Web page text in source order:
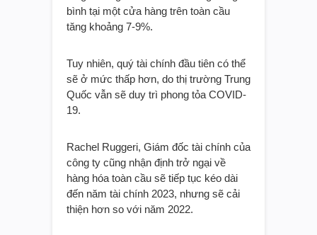
bình tại một cửa hàng trên toàn cầu
tăng khoảng 7-9%.
Tuy nhiên, quý tài chính đầu tiên có thể
sẽ ở mức thấp hơn, do thị trường Trung
Quốc vẫn sẽ duy trì phong tỏa COVID-
19.
Rachel Ruggeri, Giám đốc tài chính của
công ty cũng nhận định trở ngại về
hàng hóa toàn cầu sẽ tiếp tục kéo dài
đến năm tài chính 2023, nhưng sẽ cải
thiện hơn so với năm 2022.